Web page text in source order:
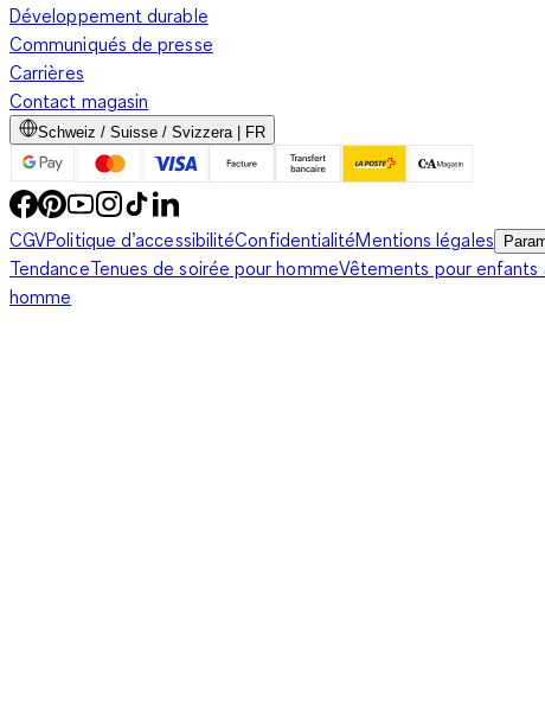
Développement durable
Communiqués de presse
Carrières
Contact magasin
Schweiz / Suisse / Svizzera | FR
CGVPolitique d’accessibilitéConfidentialitéMentions légales
TendanceTenues de soirée pour hommeVêtements pour
homme